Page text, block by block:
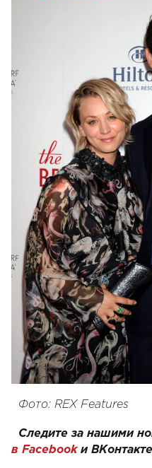
Фото: REX Features
Следите за нашими
в Facebookи ВКонтакте